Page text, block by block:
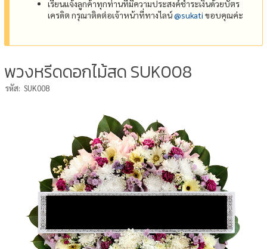
เรียนแจ้งลูกค้าทุกท่านที่มีความประสงค์ชำระเงินด้วยบัตร
เครดิต กรุณาติดต่อเจ้าหน้าที่ทางไลน์@‌sukati ขอบคุณค่ะ
พวงหรีดดอกไม้สด SUK008
รหัส: SUK008